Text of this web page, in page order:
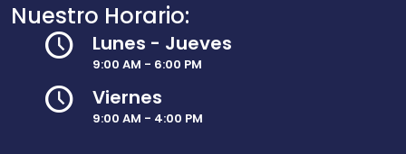
Nuestro Horario:
Lunes - Jueves
9:00 AM - 6:00 PM
Viernes
9:00 AM - 4:00 PM